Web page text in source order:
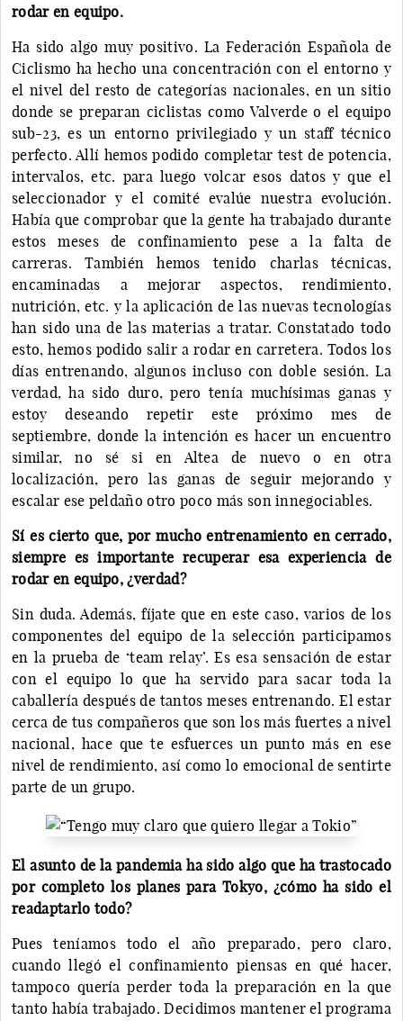
rodar en equipo.
Ha sido algo muy positivo. La Federación Española de
Ciclismo ha hecho una concentración con el entorno y
el nivel del resto de categorías nacionales, en un sitio
donde se preparan ciclistas como Valverde o el equipo
sub-23, es un entorno privilegiado y un staff técnico
perfecto. Allí hemos podido completar test de potencia,
intervalos, etc. para luego volcar esos datos y que el
seleccionador y el comité evalúe nuestra evolución.
Había que comprobar que la gente ha trabajado durante
estos meses de confinamiento pese a la falta de
carreras. También hemos tenido charlas técnicas,
encaminadas a mejorar aspectos, rendimiento,
nutrición, etc. y la aplicación de las nuevas tecnologías
han sido una de las materias a tratar. Constatado todo
esto, hemos podido salir a rodar en carretera. Todos los
días entrenando, algunos incluso con doble sesión. La
verdad, ha sido duro, pero tenía muchísimas ganas y
estoy deseando repetir este próximo mes de
septiembre, donde la intención es hacer un encuentro
similar, no sé si en Altea de nuevo o en otra
localización, pero las ganas de seguir mejorando y
escalar ese peldaño otro poco más son innegociables.
Sí es cierto que, por mucho entrenamiento en cerrado,
siempre es importante recuperar esa experiencia de
rodar en equipo, ¿verdad?
Sin duda. Además, fíjate que en este caso, varios de los
componentes del equipo de la selección participamos
en la prueba de ‘team relay’. Es esa sensación de estar
con el equipo lo que ha servido para sacar toda la
caballería después de tantos meses entrenando. El estar
cerca de tus compañeros que son los más fuertes a nivel
nacional, hace que te esfuerces un punto más en ese
nivel de rendimiento, así como lo emocional de sentirte
parte de un grupo.
El asunto de la pandemia ha sido algo que ha trastocado
por completo los planes para Tokyo, ¿cómo ha sido el
readaptarlo todo?
Pues teníamos todo el año preparado, pero claro,
cuando llegó el confinamiento piensas en qué hacer,
tampoco quería perder toda la preparación en la que
tanto había trabajado. Decidimos mantener el programa